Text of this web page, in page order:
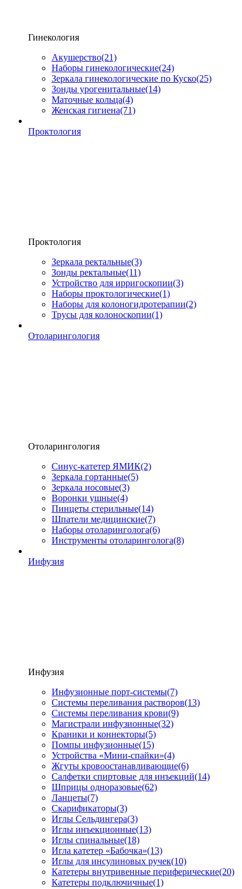
Гинекология
Акушерство(21)
Наборы гинекологические(24)
Зеркала гинекологические по Куско(25)
Зонды урогенитальные(14)
Маточные кольца(4)
Женская гигиена(71)
Проктология
Проктология
Зеркала ректальные(3)
Зонды ректальные(11)
Устройство для ирригоскопии(3)
Наборы проктологические(1)
Наборы для колоногидротерапии(2)
Трусы для колоноскопии(1)
Отоларингология
Отоларингология
Синус-катетер ЯМИК(2)
Зеркала гортанные(5)
Зеркала носовые(3)
Воронки ушные(4)
Пинцеты стерильные(14)
Шпатели медицинские(7)
Наборы отоларинголога(6)
Инструменты отоларинголога(8)
Инфузия
Инфузия
Инфузионные порт-системы(7)
Системы переливания растворов(13)
Системы переливания крови(9)
Магистрали инфузионные(32)
Краники и коннекторы(5)
Помпы инфузионные(15)
Устройства «Мини-спайки»(4)
Жгуты кровоостанавливающие(6)
Салфетки спиртовые для инъекций(14)
Шприцы одноразовые(62)
Ланцеты(7)
Скарификаторы(3)
Иглы Сельдингера(3)
Иглы инъекционные(13)
Иглы спинальные(18)
Игла катетер «Бабочка»(13)
Иглы для инсулиновых ручек(10)
Катетеры внутривенные периферические(20)
Катетеры подключичные(1)